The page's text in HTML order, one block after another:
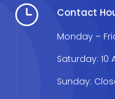
} Contact
Monday –
Saturday: 10
Sunday: